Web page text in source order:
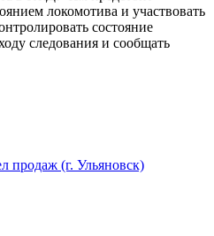
локомотива и участвовать
состояние
следования и сообщать
продаж (г. Ульяновск)